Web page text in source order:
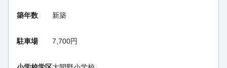
築年数 新築
駐車場 7,700円